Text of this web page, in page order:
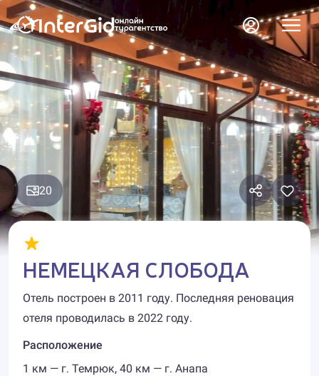
20
НЕМЕЦКАЯ СЛОБОДА
Отель построен в 2011 году. Последняя реновация
отеля проводилась в 2022 году.
Расположение
1 км — г. Темрюк, 40 км — г. Анапа